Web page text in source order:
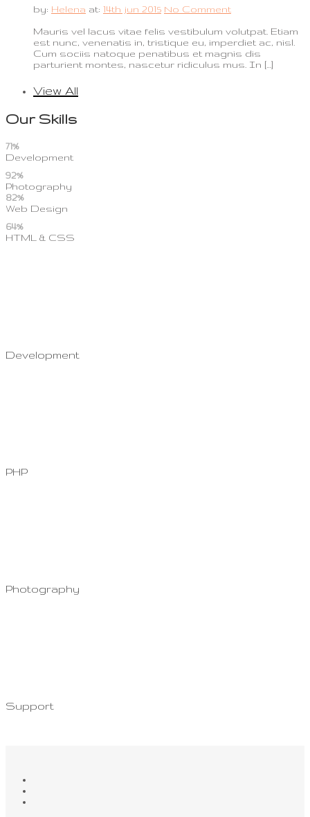
by: Helena at: 14th jun 2015 No Comment
Mauris vel lacus vitae felis vestibulum volutpat. Etiam
est nunc, venenatis in, tristique eu, imperdiet ac, nisl.
Cum sociis natoque penatibus et magnis dis
parturient montes, nascetur ridiculus mus. In […]
View All
Our Skills
71%
Development
92%
Photography
82%
Web Design
64%
HTML & CSS
Development
PHP
Photography
Support